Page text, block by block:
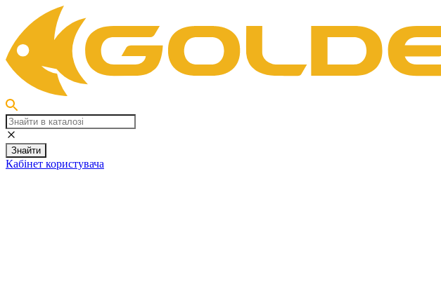
Знайти
Кабінет користувача